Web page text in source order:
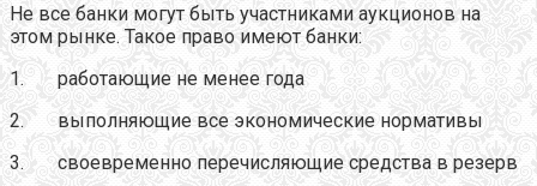
Не все банки могут быть участниками аукционов на
этом рынке. Такое право имеют банки:
1. работающие не менее года
2. выполняющие все экономические нормативы
3. своевременно перечисляющие средства в резерв